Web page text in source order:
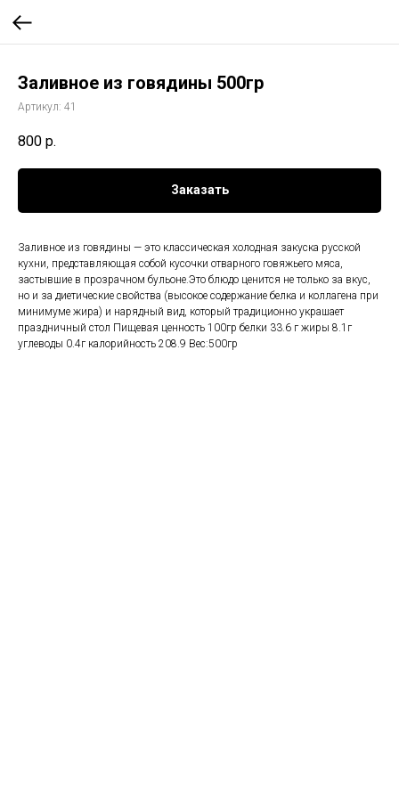
Заливное из говядины 500гр
Артикул: 41
800 р.
Заказать
Заливное из говядины — это классическая холодная закуска русской
кухни, представляющая собой кусочки отварного говяжьего мяса,
застывшие в прозрачном бульоне.Это блюдо ценится не только за вкус,
но и за диетические свойства (высокое содержание белка и коллагена при
минимуме жира) и нарядный вид, который традиционно украшает
праздничный стол Пищевая ценность 100гр белки 33.6 г жиры 8.1г
углеводы 0.4г калорийность 208.9 Вес:500гр